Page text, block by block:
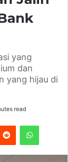
yang
dan
yang hijau di
read
Reddit